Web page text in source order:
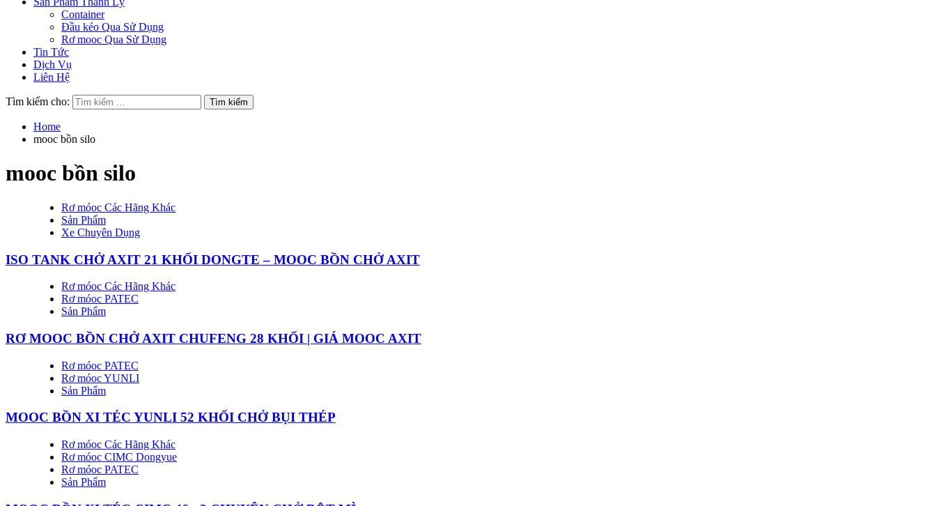
Container
Đầu kéo Qua Sử Dụng
Rơ mooc Qua Sử Dụng
Tin Tức
Dịch Vụ
Liên Hệ
Tìm kiếm cho:
Home
mooc bồn silo
mooc bồn silo
Rơ móoc Các Hãng Khác
Sản Phẩm
Xe Chuyên Dụng
ISO TANK CHỞ AXIT 21 KHỐI DONGTE – MOOC BỒN CHỞ AXIT
Rơ móoc Các Hãng Khác
Rơ móoc PATEC
Sản Phẩm
RƠ MOOC BỒN CHỞ AXIT CHUFENG 28 KHỐI | GIÁ MOOC AXIT
Rơ móoc PATEC
Rơ móoc YUNLI
Sản Phẩm
MOOC BỒN XI TÉC YUNLI 52 KHỐI CHỞ BỤI THÉP
Rơ móoc Các Hãng Khác
Rơ móoc CIMC Dongyue
Rơ móoc PATEC
Sản Phẩm